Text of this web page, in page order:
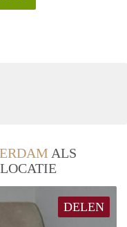
ALS
DELEN